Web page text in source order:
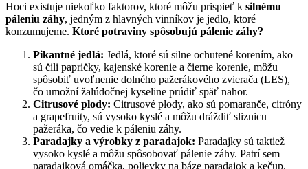
Hoci existuje niekoľko faktorov, ktoré môžu prispieť k silnému
páleniu záhy, jedným z hlavných vinníkov je jedlo, ktoré
konzumujeme. Ktoré potraviny spôsobujú pálenie záhy?
Pikantné jedlá: Jedlá, ktoré sú silne ochutené korením, ako
sú čili papričky, kajenské korenie a čierne korenie, môžu
spôsobiť uvoľnenie dolného pažerákového zvierača (LES),
čo umožní žalúdočnej kyseline prúdiť späť nahor.
Citrusové plody: Citrusové plody, ako sú pomaranče, citróny
a grapefruity, sú vysoko kyslé a môžu dráždiť sliznicu
pažeráka, čo vedie k páleniu záhy.
Paradajky a výrobky z paradajok: Paradajky sú taktiež
vysoko kyslé a môžu spôsobovať pálenie záhy. Patrí sem
paradajková omáčka, polievky na báze paradajok a kečup.